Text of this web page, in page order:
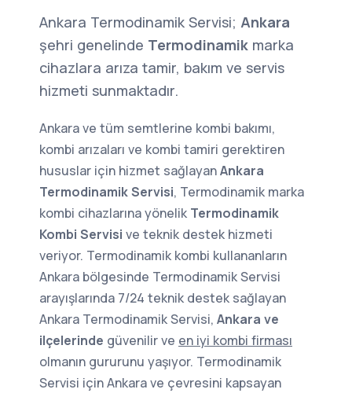
Ankara Termodinamik Servisi; Ankara
şehri genelinde Termodinamik marka
cihazlara arıza tamir, bakım ve servis
hizmeti sunmaktadır.
Ankara ve tüm semtlerine kombi bakımı,
kombi arızaları ve kombi tamiri gerektiren
hususlar için hizmet sağlayanAnkara
Termodinamik Servisi, Termodinamik marka
kombi cihazlarına yönelik Termodinamik
Kombi Servisi ve teknik destek hizmeti
veriyor. Termodinamik kombi kullananların
Ankara bölgesinde Termodinamik Servisi
arayışlarında 7/24 teknik destek sağlayan
Ankara Termodinamik Servisi, Ankara ve
ilçelerinde güvenilir ve en iyi kombi firması
olmanın gururunu yaşıyor. Termodinamik
Servisi için Ankara ve çevresini kapsayan